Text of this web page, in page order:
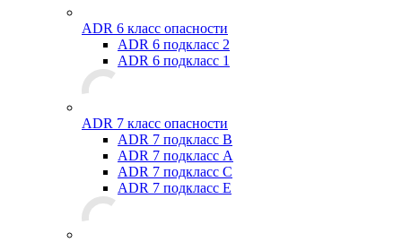
ADR 6 класс опасности
ADR 6 подкласс 2
ADR 6 подкласс 1
ADR 7 класс опасности
ADR 7 подкласс B
ADR 7 подкласс A
ADR 7 подкласс C
ADR 7 подкласс E